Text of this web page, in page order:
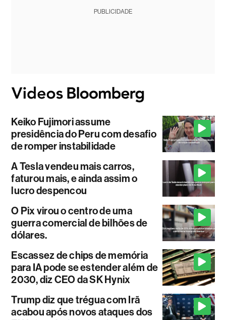
PUBLICIDADE
Keiko Fujimori assume
presidência do Peru com desafio
de romper instabilidade
A Tesla vendeu mais carros,
faturou mais, e ainda assim o
lucro despencou
O Pix virou o centro de uma
guerra comercial de bilhões de
dólares.
Escassez de chips de memória
para IA pode se estender além de
2030, diz CEO da SK Hynix
Trump diz que trégua com Irã
acabou após novos ataques dos